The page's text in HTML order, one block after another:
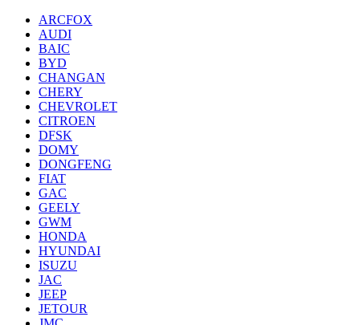
ARCFOX
AUDI
BAIC
BYD
CHANGAN
CHERY
CHEVROLET
CITROEN
DFSK
DOMY
DONGFENG
FIAT
GAC
GEELY
GWM
HONDA
HYUNDAI
ISUZU
JAC
JEEP
JETOUR